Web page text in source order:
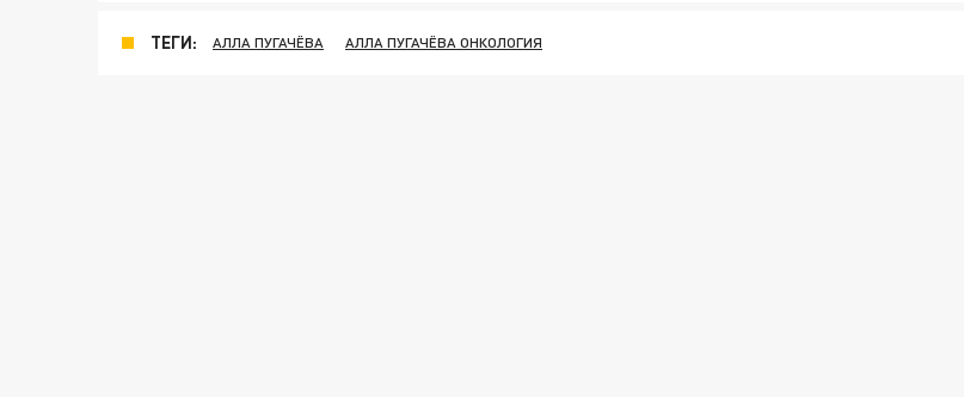
ТЕГИ: АЛЛА ПУГАЧЁВА АЛЛА ПУГАЧЁВА ОНКОЛОГИЯ